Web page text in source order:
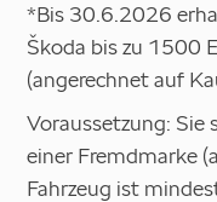
*Bis 30.6.2026
Škoda bis zu 1500
(angerechnet auf
Voraussetzung: Sie
einer Fremdmarke
Fahrzeug ist